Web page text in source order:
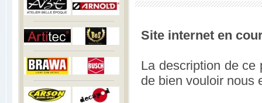
Site internet en
La description de ce
de bien vouloir nous